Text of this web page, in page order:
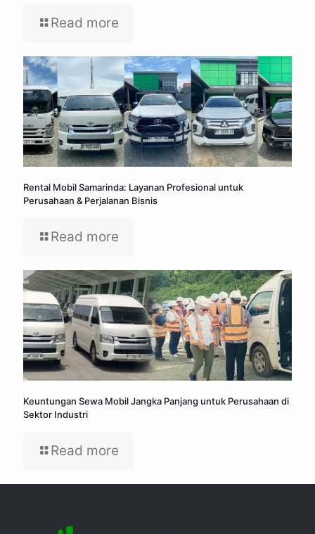
Read more
Rental Mobil Samarinda: Layanan Profesional untuk
Perusahaan & Perjalanan Bisnis
Read more
Keuntungan Sewa Mobil Jangka Panjang untuk Perusahaan di
Sektor Industri
Read more